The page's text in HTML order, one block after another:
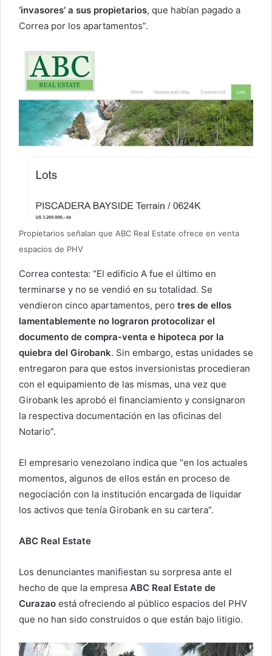
‘invasores’ a sus propietarios, que habían pagado a
Correa por los apartamentos”.
Propietarios señalan que ABC Real Estate ofrece en venta
espacios de PHV
Correa contesta: “El edificio A fue el último en
terminarse y no se vendió en su totalidad. Se
vendieron cinco apartamentos, pero tres de ellos
lamentablemente no lograron protocolizar el
documento de compra-venta e hipoteca por la
quiebra del Girobank. Sin embargo, estas unidades se
entregaron para que estos inversionistas procedieran
con el equipamiento de las mismas, una vez que
Girobank les aprobó el financiamiento y consignaron
la respectiva documentación en las oficinas del
Notario”.
El empresario venezolano indica que “en los actuales
momentos, algunos de ellos están en proceso de
negociación con la institución encargada de liquidar
los activos que tenía Girobank en su cartera”.
ABC Real Estate
Los denunciantes manifiestan su sorpresa ante el
hecho de que la empresa ABC Real Estate de
Curazao está ofreciendo al público espacios del PHV
que no han sido construidos o que están bajo litigio.